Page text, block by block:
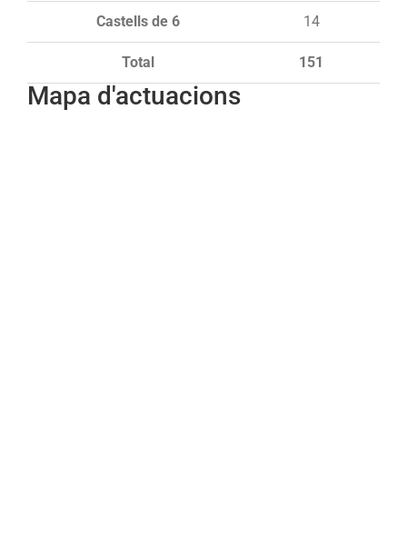
Total 151
Castells de 6 14
Mapa d'actuacions